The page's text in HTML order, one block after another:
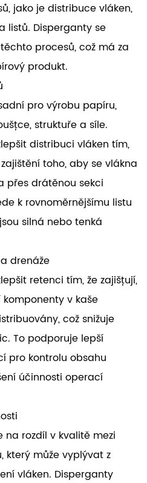
jako je distribuce vláken,
listů. Disperganty se
procesů, což má za
produkt.
pro výrobu papíru,
struktuře a síle.
distribuci vláken tím,
toho, aby se vlákna
přes drátěnou sekci
k rovnoměrnějšímu listu
silná nebo tenká
drenáže
retenci tím, že zajišťují,
v kaše
což snižuje
To podporuje lepší
pro kontrolu obsahu
účinnosti operací
na rozdíl v kvalitě mezi
může vyplývat z
vláken. Disperganty